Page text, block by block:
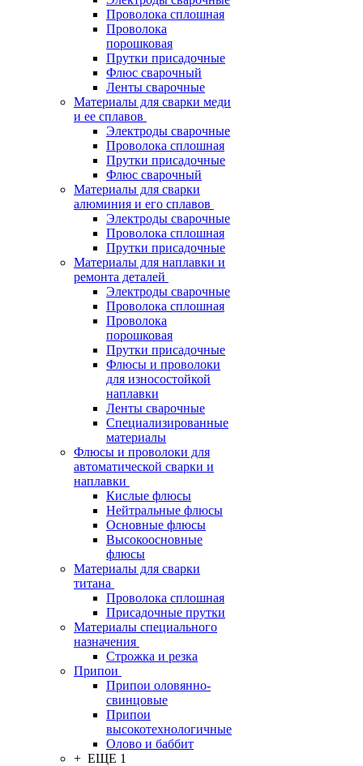
Проволока сплошная
Проволока
порошковая
Прутки присадочные
Флюс сварочный
Ленты сварочные
Материалы для сварки меди
и ее сплавов
Электроды сварочные
Проволока сплошная
Прутки присадочные
Флюс сварочный
Материалы для сварки
алюминия и его сплавов
Электроды сварочные
Проволока сплошная
Прутки присадочные
Материалы для наплавки и
ремонта деталей
Электроды сварочные
Проволока сплошная
Проволока
порошковая
Прутки присадочные
Флюсы и проволоки
для износостойкой
наплавки
Ленты сварочные
Специализированные
материалы
Флюсы и проволоки для
автоматической сварки и
наплавки
Кислые флюсы
Нейтральные флюсы
Основные флюсы
Высокоосновные
флюсы
Материалы для сварки
титана
Проволока сплошная
Присадочные прутки
Материалы специального
назначения
Строжка и резка
Припои
Припои оловянно-
свинцовые
Припои
высокотехнологичные
Олово и баббит
+ ЕЩЕ 1